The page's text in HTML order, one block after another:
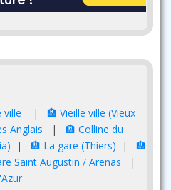
ville | 🏨 Vieille ville (Vieux
Anglais | 🏨 Colline du
| 🏨 La gare (Thiers) | 🏨
Saint Augustin / Arenas |